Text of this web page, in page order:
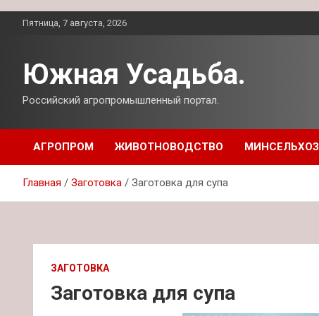
ПерейтиПятница, 7 августа, 2026
Южная Усадьба.
Российский агропромышленный портал.
АГРОПРОМ ЖИВОТНОВОДСТВО МИНСЕЛЬХОЗ
Главная Заготовка Заготовка для супа
ЗАГОТОВКА
Заготовка для супа